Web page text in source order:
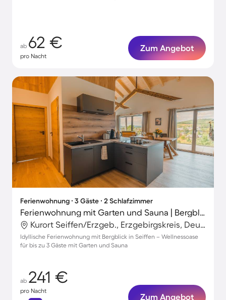
ab 62 €
pro Nacht
Zum Angebot
Ferienwohnung ∙ 3 Gäste ∙ 2 Schlafzimmer
Ferienwohnung mit Garten und Sauna | Bergblick | Ideal für Homeoffice | Haustierfreundlich
Kurort Seiffen/Erzgeb., Erzgebirgskreis, Deutschland
Idyllische Ferienwohnung mit Bergblick in Seiffen – Wellnessoase
für bis zu 3 Gäste mit Garten und Sauna
ab 241 €
pro Nacht
Zum Angebot